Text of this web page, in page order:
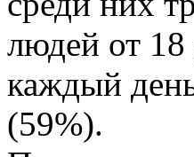
людей от 18
каждый
(59%).